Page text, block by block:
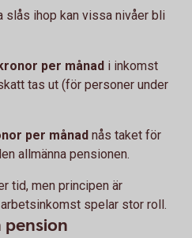
slås ihop kan vissa nivåer bli
per månad i inkomst
tas ut (för personer under
per månad nås taket för
allmänna pensionen.
tid, men principen är
spelar stor roll.
pension